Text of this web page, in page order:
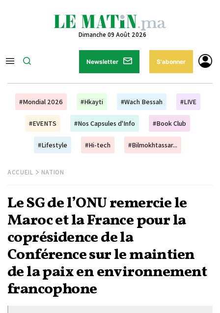
Dimanche 09 Août 2026
Newsletter S'abonner
#Mondial 2026 #Hkayti #Wach Bessah #LIVE
#EVENTS #Nos Capsules d'Info #Book Club
#Lifestyle #Hi-tech #Bilmokhtassar...
ACCUEIL NATION
Le SG de l’ONU remercie le
Maroc et la France pour la
coprésidence de la
Conférence sur le maintien
de la paix en environnement
francophone